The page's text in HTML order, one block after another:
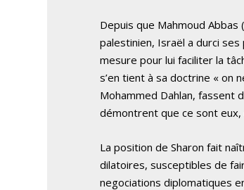
Depuis que Mahmoud
palestinien, Israël a durci
mesure pour lui faciliter la
s’en tient à sa doctrine « on
Mohammed Dahlan, fassent
démontrent que ce sont eux,
La position de Sharon fait
dilatoires, susceptibles de
negociations diplomatiques